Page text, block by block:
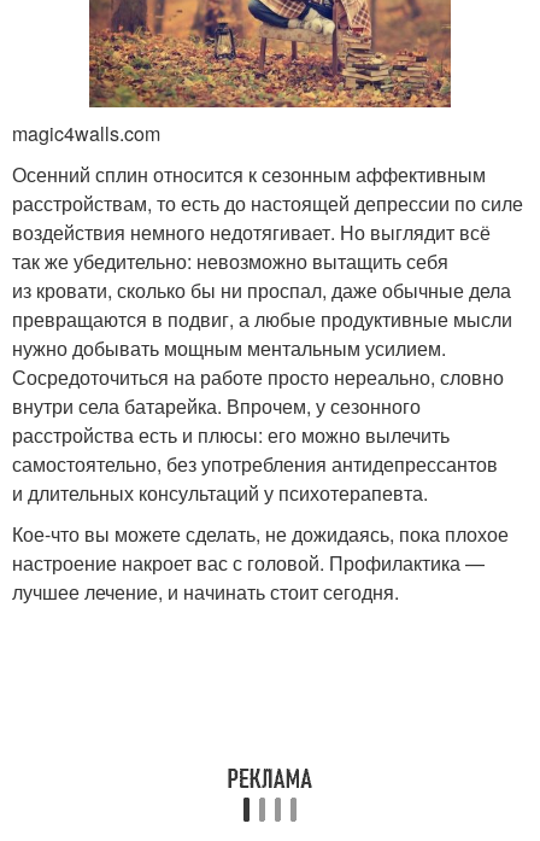
magic4walls.com
Осенний сплин относится к сезонным аффективным
расстройствам, то есть до настоящей депрессии по силе
воздействия немного недотягивает. Но выглядит всё
так же убедительно: невозможно вытащить себя
из кровати, сколько бы ни проспал, даже обычные дела
превращаются в подвиг, а любые продуктивные мысли
нужно добывать мощным ментальным усилием.
Сосредоточиться на работе просто нереально, словно
внутри села батарейка. Впрочем, у сезонного
расстройства есть и плюсы: его можно вылечить
самостоятельно, без употребления антидепрессантов
и длительных консультаций у психотерапевта.
Кое-что вы можете сделать, не дожидаясь, пока плохое
настроение накроет вас с головой. Профилактика —
лучшее лечение, и начинать стоит сегодня.